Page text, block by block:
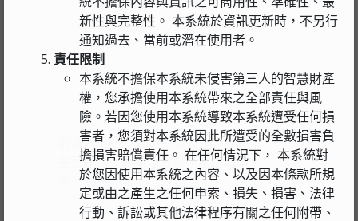
型錄下載 1
問與答
浴室內尺寸：120*270公分
主要配件：馬桶、淋浴、臉盆組
產品網頁介紹
新性與完整性。 本系統於資訊更新時，不另行
通知過去、當前或潛在使用者。
責任限制
本系統不擔保本系統未侵害第三人的智慧財產
權，您承擔使用本系統帶來之全部責任與風
險。若因您使用本系統導致本系統遭受任何損
害者，您須對本系統因此所遭受的全數損害負
擔損害賠償責任。 在任何情況下， 本系統對
於您因使用本系統之內容、以及因本條款所規
定或由之產生之任何申索、損失、損害、法律
行動、訴訟或其他法律程序有關之任何附帶、